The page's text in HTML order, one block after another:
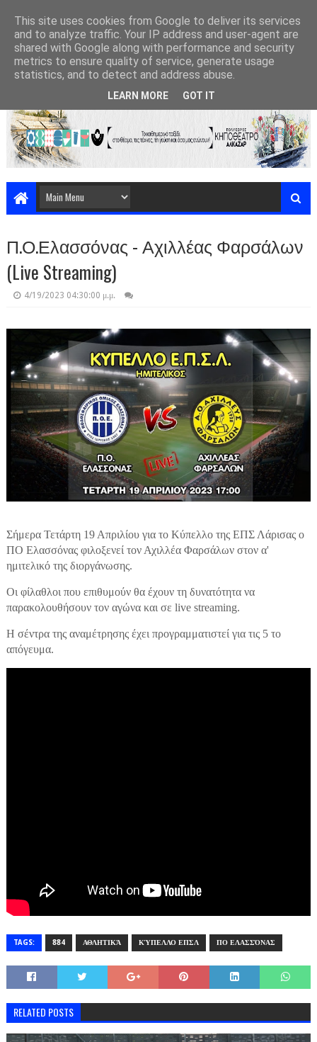
Π.Ο.Ελασσόνας - Αχιλλέας Φαρσάλων
(Live Streaming)
4/19/2023 04:30:00 μ.μ.
Σήμερα Τετάρτη 19 Απριλίου για το Κύπελλο της ΕΠΣ Λάρισας ο
ΠΟ Ελασσόνας φιλοξενεί τον Αχιλλέα Φαρσάλων στον α'
ημιτελικό της διοργάνωσης.
Οι φίλαθλοι που επιθυμούν θα έχουν τη δυνατότητα να
παρακολουθήσουν τον αγώνα και σε live streaming.
H σέντρα της αναμέτρησης έχει προγραμματιστεί για τις 5 το
απόγευμα.
TAGS: 884 ΑΘΛΗΤΙΚΆ ΚΎΠΕΛΛΟ ΕΠΣΛ ΠΟ ΕΛΑΣΣΌΝΑΣ
RELATED POSTS
This site uses cookies from Google to deliver its services
and to analyze traffic. Your IP address and user-agent are
shared with Google along with performance and security
metrics to ensure quality of service, generate usage
statistics, and to detect and address abuse.
LEARN MORE GOT IT